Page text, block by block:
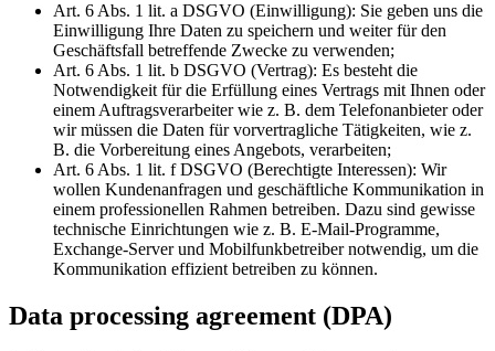
Art. 6 Abs. 1 lit. a DSGVO (Einwilligung): Sie geben uns die
Einwilligung Ihre Daten zu speichern und weiter für den
Geschäftsfall betreffende Zwecke zu verwenden;
Art. 6 Abs. 1 lit. b DSGVO (Vertrag): Es besteht die
Notwendigkeit für die Erfüllung eines Vertrags mit Ihnen oder
einem Auftragsverarbeiter wie z. B. dem Telefonanbieter oder
wir müssen die Daten für vorvertragliche Tätigkeiten, wie z.
B. die Vorbereitung eines Angebots, verarbeiten;
Art. 6 Abs. 1 lit. f DSGVO (Berechtigte Interessen): Wir
wollen Kundenanfragen und geschäftliche Kommunikation in
einem professionellen Rahmen betreiben. Dazu sind gewisse
technische Einrichtungen wie z. B. E-Mail-Programme,
Exchange-Server und Mobilfunkbetreiber notwendig, um die
Kommunikation effizient betreiben zu können.
Data processing agreement (DPA)